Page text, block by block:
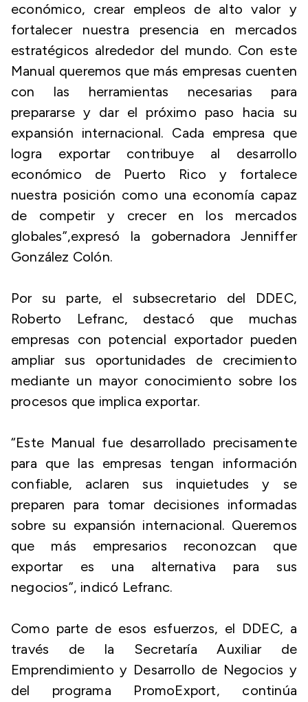
económico, crear empleos de alto valor y
fortalecer nuestra presencia en mercados
estratégicos alrededor del mundo. Con este
Manual queremos que más empresas cuenten
con las herramientas necesarias para
prepararse y dar el próximo paso hacia su
expansión internacional. Cada empresa que
logra exportar contribuye al desarrollo
económico de Puerto Rico y fortalece
nuestra posición como una economía capaz
de competir y crecer en los mercados
globales”,expresó la gobernadora Jenniffer
González Colón.
Por su parte, el subsecretario del DDEC,
Roberto Lefranc, destacó que muchas
empresas con potencial exportador pueden
ampliar sus oportunidades de crecimiento
mediante un mayor conocimiento sobre los
procesos que implica exportar.
“Este Manual fue desarrollado precisamente
para que las empresas tengan información
confiable, aclaren sus inquietudes y se
preparen para tomar decisiones informadas
sobre su expansión internacional. Queremos
que más empresarios reconozcan que
exportar es una alternativa para sus
negocios”, indicó Lefranc.
Como parte de esos esfuerzos, el DDEC, a
través de la Secretaría Auxiliar de
Emprendimiento y Desarrollo de Negocios y
del programa PromoExport, continúa